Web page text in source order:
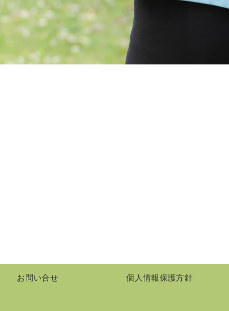
お問い合せ 個人情報保護方針